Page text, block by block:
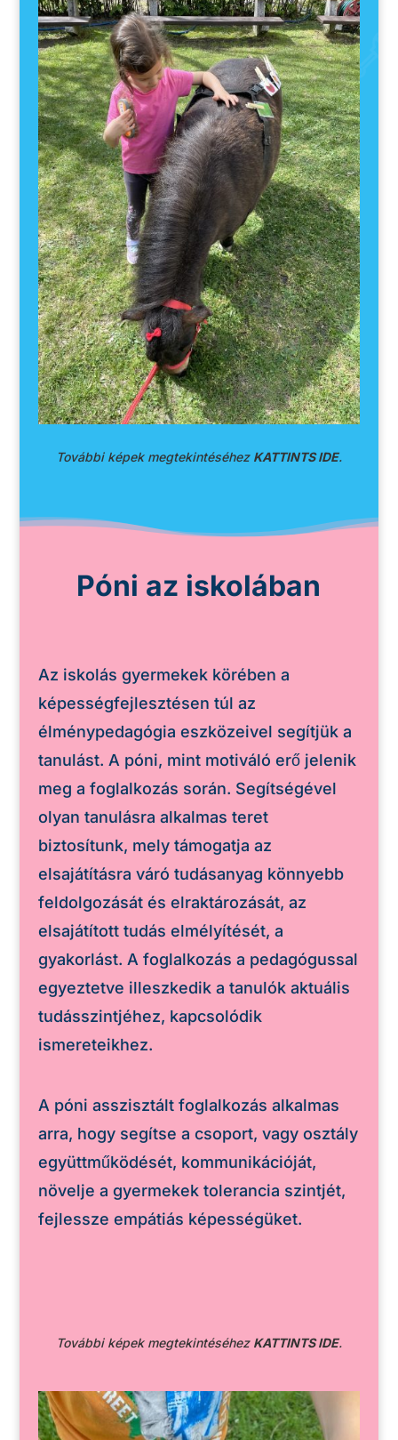
További képek megtekintéséhez KATTINTS IDE.
Póni az iskolában
Az iskolás gyermekek körében a
képességfejlesztésen túl az
élménypedagógia eszközeivel segítjük a
tanulást. A póni, mint motiváló erő jelenik
meg a foglalkozás során. Segítségével
olyan tanulásra alkalmas teret
biztosítunk, mely támogatja az
elsajátításra váró tudásanyag könnyebb
feldolgozását és elraktározását, az
elsajátított tudás elmélyítését, a
gyakorlást. A foglalkozás a pedagógussal
egyeztetve illeszkedik a tanulók aktuális
tudásszintjéhez, kapcsolódik
ismereteikhez.
A póni asszisztált foglalkozás alkalmas
arra, hogy segítse a csoport, vagy osztály
együttműködését, kommunikációját,
növelje a gyermekek tolerancia szintjét,
fejlessze empátiás képességüket.
További képek megtekintéséhez KATTINTS IDE.